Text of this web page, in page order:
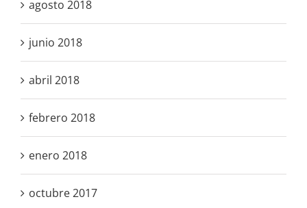
agosto 2018
junio 2018
abril 2018
febrero 2018
enero 2018
octubre 2017